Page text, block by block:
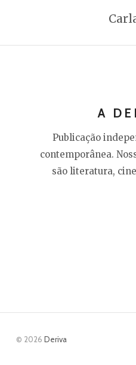
A
Publicação
contemporânea.
são literatura,
© 2026 Deriva